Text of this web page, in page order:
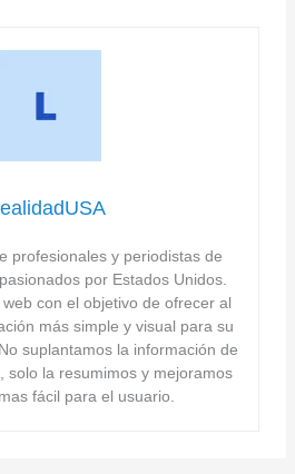
profesionales y periodistas de
por Estados Unidos.
con el objetivo de ofrecer al
más simple y visual para su
suplantamos la información de
solo la resumimos y mejoramos
fácil para el usuario.